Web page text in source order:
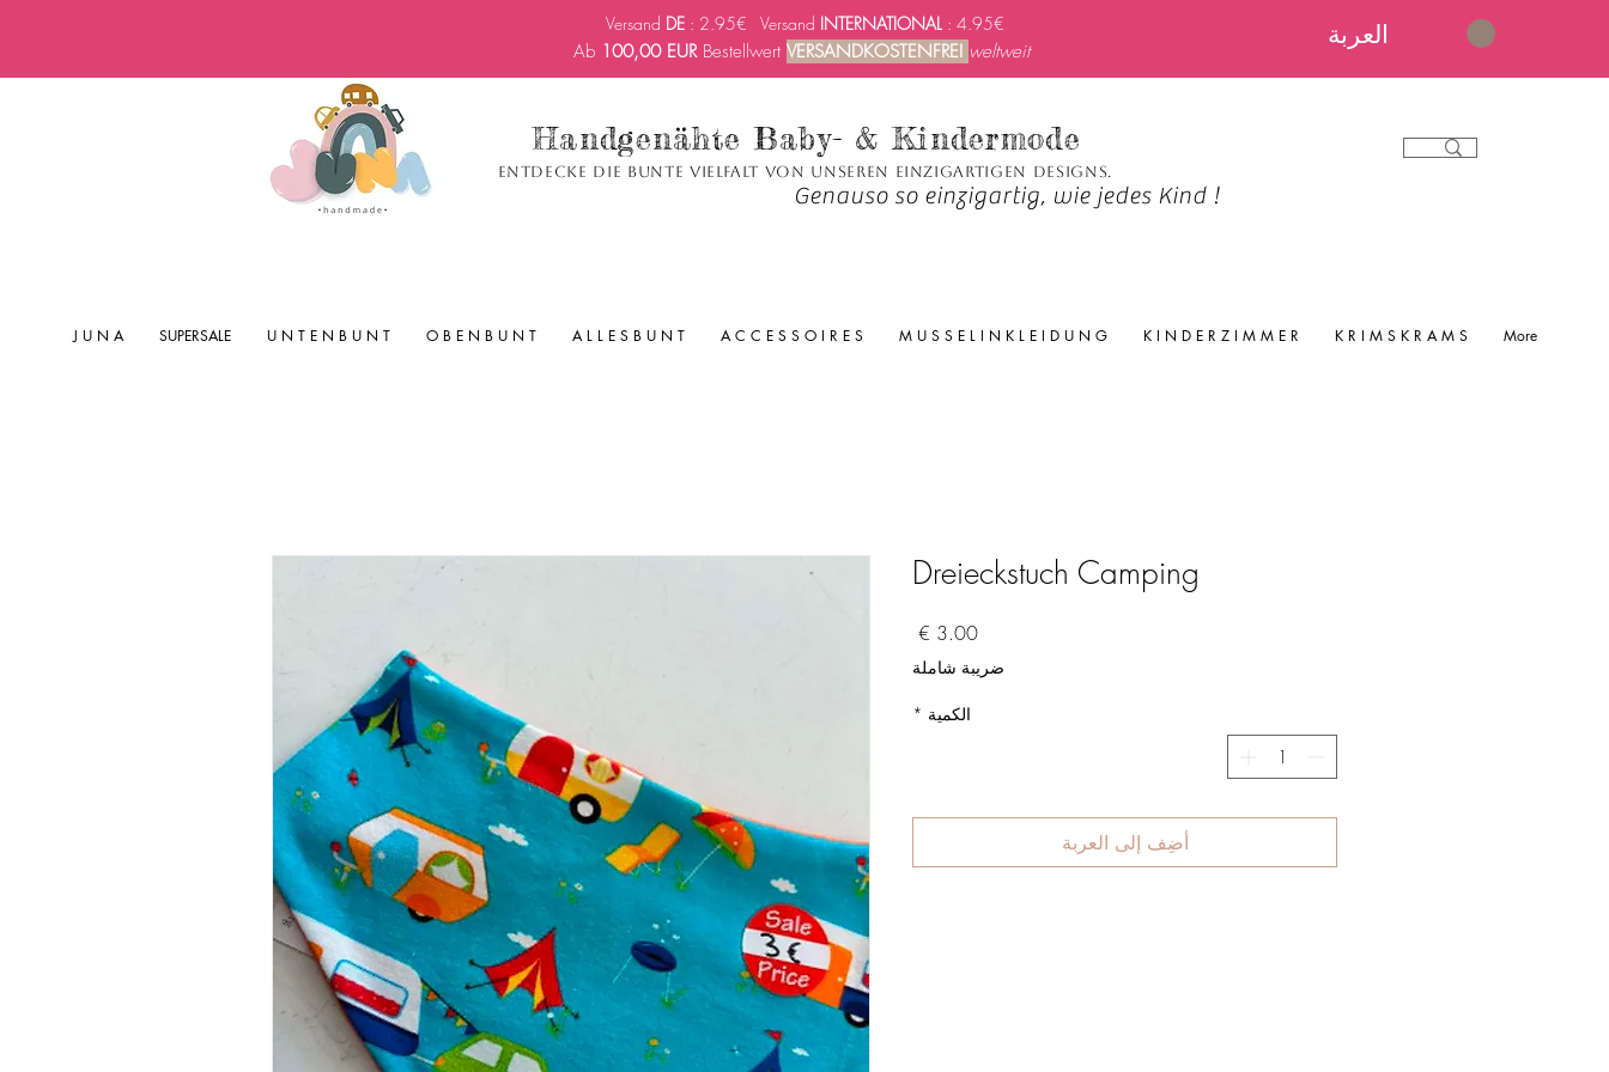
العربة Versand DE : 2.95€ Versand INTERNATIONAL : 4.95€
Ab 100,00 EURBestellwert VERSANDKOSTENFREI weltweit
Handgenähte Baby- & Kindermode
Entdecke die bunte Vielfalt von unseren einzigartigen Designs.
Genauso so einzigartig, wie jedes Kind !
J U N A SUPERSALE U N T E N B U N T O B E N B U N T A L L E S B U N T A C C E S S O I R E S M U S S E L I N K L E I D U N G K I N D E R Z I M M E R K R I M S K R A M S More
Dreieckstuch Camping
السعر
ضريبة شاملة
الكمية *
أضِف إلى العربة